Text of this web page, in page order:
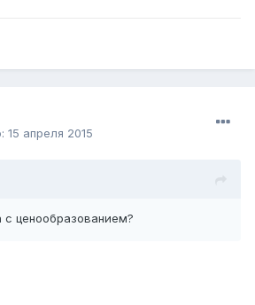
15 апреля 2015
с ценообразованием?